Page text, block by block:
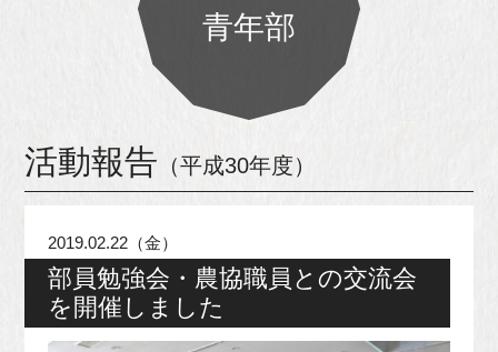
青年部
活動報告 （平成30年度）
2019.02.22（金）
部員勉強会・農協職員との交流会
を開催しました